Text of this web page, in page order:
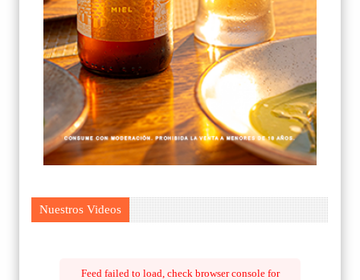
Nuestros Videos
Feed failed to load, check browser console for